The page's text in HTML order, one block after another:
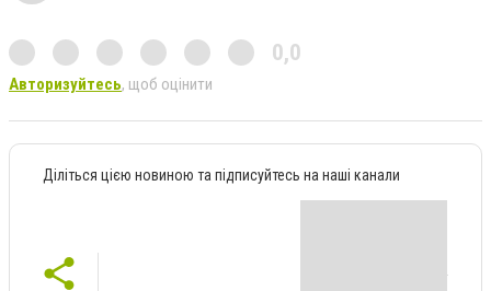
0,0
Авторизуйтесь, щоб оцінити
Діліться цією новиною та підписуйтесь на наші канали